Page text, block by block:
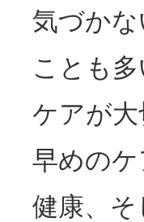
気づか
ことも
ケアが大
早めの
健康、